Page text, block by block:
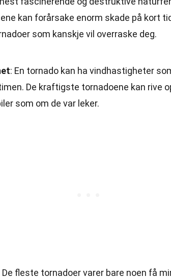
kan forårsake enorm skade på kort
som kanskje vil overraske deg.
: En tornado kan ha vindhastigheter
De kraftigste tornadoene kan rive
som om de var leker.
De fleste tornadoer varer bare noen få